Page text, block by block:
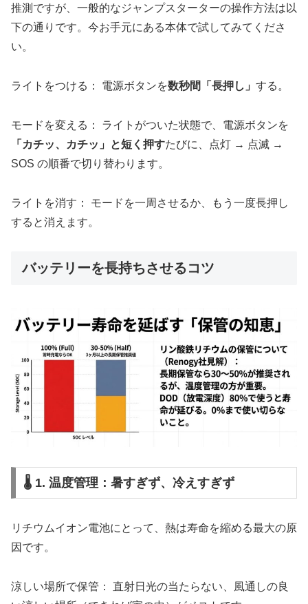
推測ですが、一般的なジャンプスターターの操作方法は以
下の通りです。今お手元にある本体で試してみてくださ
い。
ライトをつける： 電源ボタンを数秒間「長押し」 する。
モードを変える： ライトがついた状態で、電源ボタンを
「カチッ、カチッ」と短く押すたびに、点灯 → 点滅 →
SOS の順番で切り替わります。
ライトを消す： モードを一周させるか、もう一度長押し
すると消えます。
バッテリーを長持ちさせるコツ
🌡️ 1. 温度管理：暑すぎず、冷えすぎず
リチウムイオン電池にとって、熱は寿命を縮める最大の原
因です。
涼しい場所で保管： 直射日光の当たらない、風通しの良